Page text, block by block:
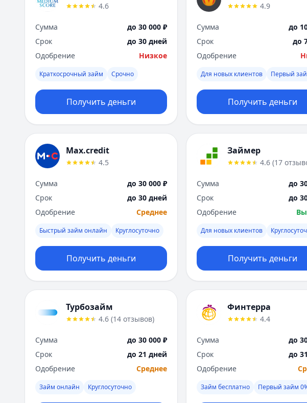
4.6
Сумма
до 30 000 ₽
Срок
до 30 дней
Одобрение
Низкое
Краткосрочный займ Срочно
Получить деньги
4.9
Сумма
до
Срок
до
Одобрение
Для новых клиентов Первый
Получить деньги
Max.credit
4.5
Сумма
до 30 000 ₽
Срок
до 30 дней
Одобрение
Среднее
Быстрый займ онлайн Круглосуточно
Получить деньги
Займер
4.6 (17
Сумма
до
Срок
до
Одобрение
Для новых клиентов
Получить деньги
Турбозайм
4.6 (14 отзывов)
Сумма
до 30 000 ₽
Срок
до 21 дней
Одобрение
Среднее
Займ онлайн Круглосуточно
Финтерра
4.4
Сумма
до
Срок
до
Одобрение
Займ бесплатно Первый займ